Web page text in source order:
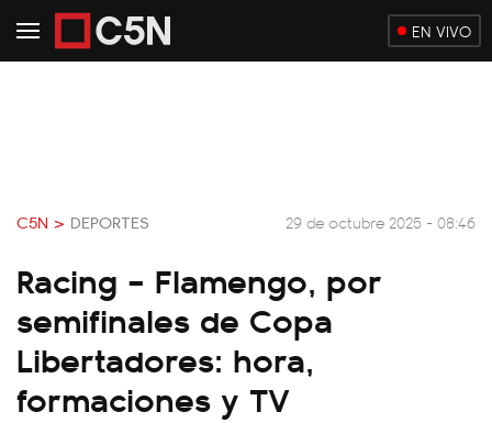
EN VIVO
C5N > DEPORTES 29 de octubre 2025 - 08:46
Racing – Flamengo, por
semifinales de Copa
Libertadores: hora,
formaciones y TV